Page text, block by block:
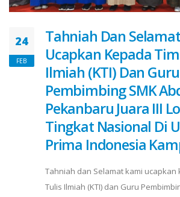
24
FEB
Tahniah Dan
Ucapkan Kepada
Ilmiah (KTI) Dan Guru
Pembimbing SMK
Pekanbaru Juara III
Tingkat Nasional Di
Prima Indonesia
Tahniah dan Selamat kami ucapkan
Tulis Ilmiah (KTI) dan Guru